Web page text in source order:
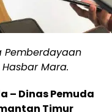
Pemberdayaan
Mara.
– Dinas Pemuda
Timur